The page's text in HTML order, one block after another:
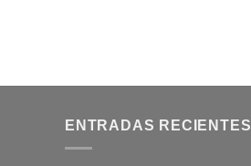
ENTRADAS RECIENTES